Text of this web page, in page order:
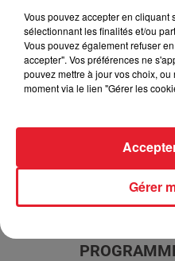
Le Morning Show
ACTUS
Vous pouvez accepter en cliquant
sélectionnant les finalités et/ou
Vous pouvez également refuser
accepter". Vos préférences ne
pouvez mettre à jour vos choix,
moment via le lien "Gérer les
Gérer